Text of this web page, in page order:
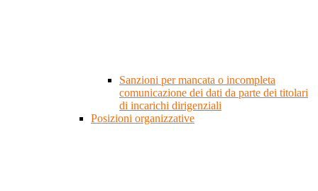
Sanzioni per mancata o incompleta
comunicazione dei dati da parte dei titolari
di incarichi dirigenziali
Posizioni organizzative